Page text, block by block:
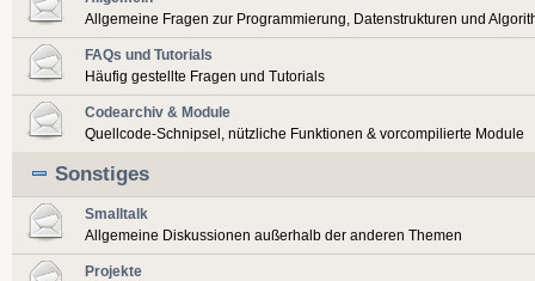
Allgemeine Fragen zur Programmierung, Datenstrukturen und
FAQs und Tutorials
Häufig gestellte Fragen und Tutorials
Codearchiv & Module
Quellcode-Schnipsel, nützliche Funktionen & vorcompilierte Module
Sonstiges
Smalltalk
Allgemeine Diskussionen außerhalb der anderen Themen
Projekte